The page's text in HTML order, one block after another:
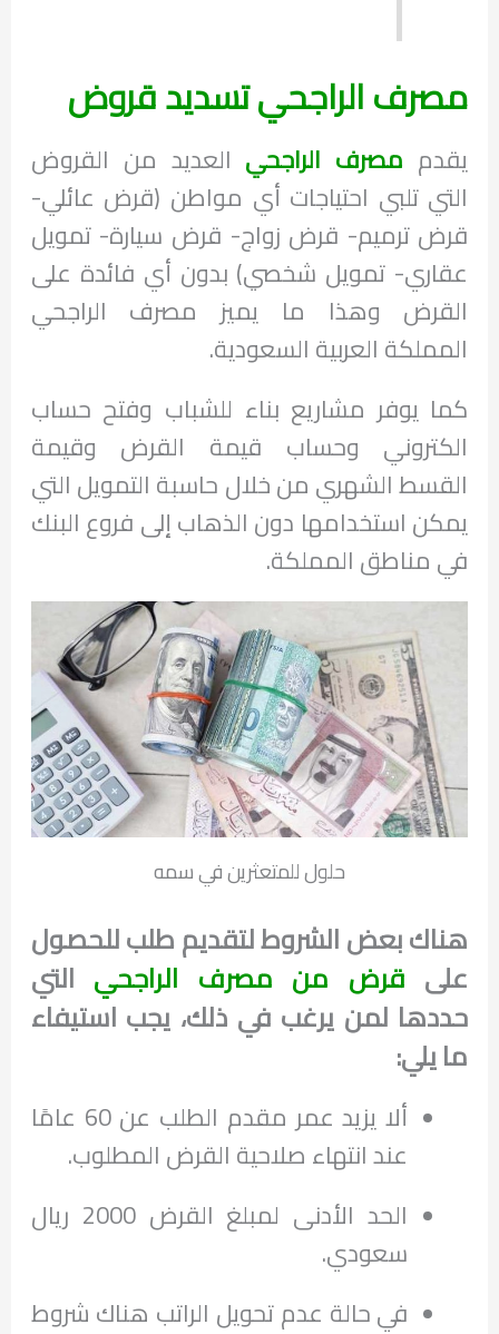
مصرف الراجحي تسديد قروض
يقدم مصرف الراجحي العديد من القروض
التي تلبي احتياجات أي مواطن (قرض عائلي-
قرض ترميم- قرض زواج- قرض سيارة- تمويل
عقاري- تمويل شخصي) بدون أي فائدة على
القرض وهذا ما يميز مصرف الراجحي
المملكة العربية السعودية.
كما يوفر مشاريع بناء للشباب وفتح حساب
الكتروني وحساب قيمة القرض وقيمة
القسط الشهري من خلال حاسبة التمويل التي
يمكن استخدامها دون الذهاب إلى فروع البنك
في مناطق المملكة.
حلول للمتعثرين في سمه
هناك بعض الشروط لتقديم طلب للحصول
على قرض من مصرف الراجحي التي
حددها لمن يرغب في ذلك، يجب استيفاء
ما يلي:
ألا يزيد عمر مقدم الطلب عن 60 عامًا
عند انتهاء صلاحية القرض المطلوب.
الحد الأدنى لمبلغ القرض 2000 ريال
سعودي.
في حالة عدم تحويل الراتب هناك شروط